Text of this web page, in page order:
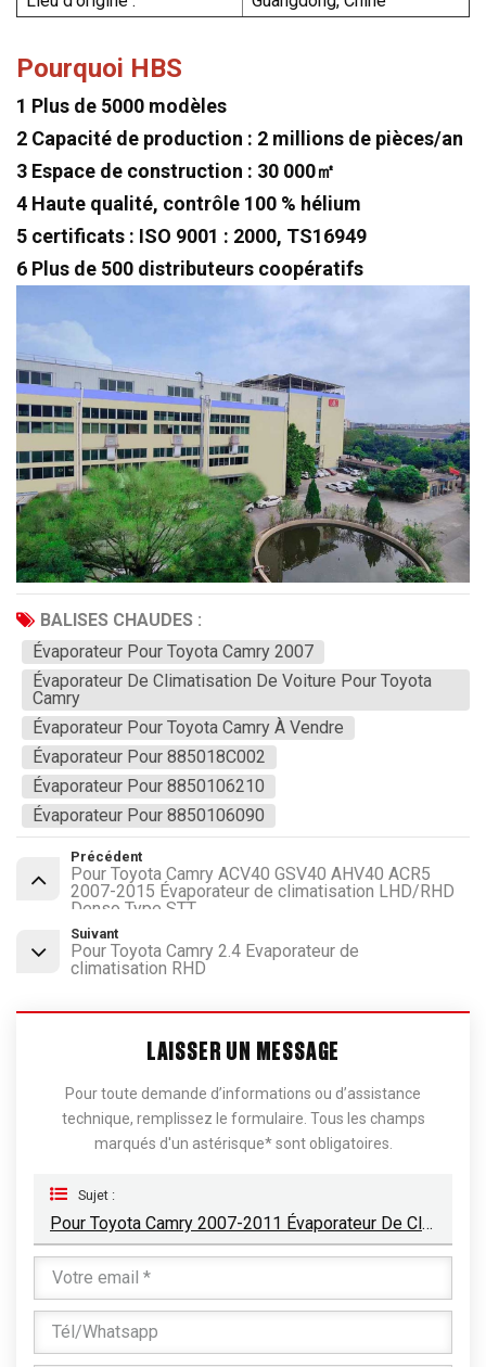
Pourquoi HBS
1 Plus de 5000 modèles
2 Capacité de production : 2 millions de pièces/an
3 Espace de construction : 30 000㎡
4 Haute qualité, contrôle 100 % hélium
5 certificats : ISO 9001 : 2000, TS16949
6 Plus de 500 distributeurs coopératifs
BALISES CHAUDES :
Évaporateur Pour Toyota Camry 2007
Évaporateur De Climatisation De Voiture Pour Toyota
Camry
Évaporateur Pour Toyota Camry À Vendre
Évaporateur Pour 885018C002
Évaporateur Pour 8850106210
Évaporateur Pour 8850106090
Précédent
Pour Toyota Camry ACV40 GSV40 AHV40 ACR5
2007-2015 Évaporateur de climatisation LHD/RHD
Denso Type STT
Suivant
Pour Toyota Camry 2.4 Évaporateur de
climatisation RHD
LAISSER UN MESSAGE
Pour toute demande d’informations ou d’assistance
technique, remplissez le formulaire. Tous les champs
marqués d'un astérisque* sont obligatoires.
Sujet :
Pour Toyota Camry 2007-2011 Évaporateur De Climatisation